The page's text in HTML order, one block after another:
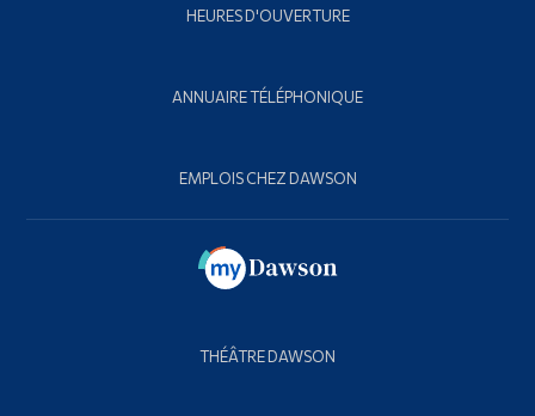
HEURES D'OUVERTURE
ANNUAIRE TÉLÉPHONIQUE
EMPLOIS CHEZ DAWSON
THÉÂTRE DAWSON